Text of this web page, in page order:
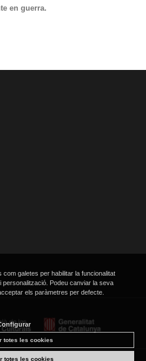
en guerra.
galetes per habilitar la funcionalitat
Podeu canviar la seva
els paràmetres per defecte.
totes les cookies
totes les cookies